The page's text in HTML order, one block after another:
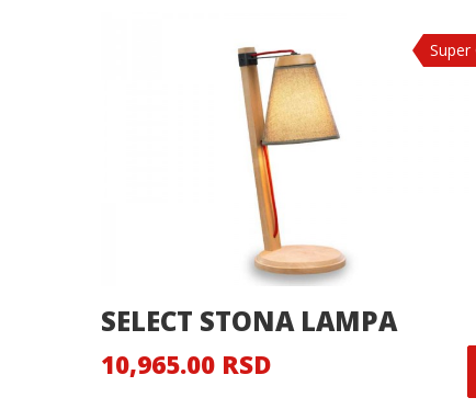
Super
SELECT STONA LAMPA
10,965.00 RSD